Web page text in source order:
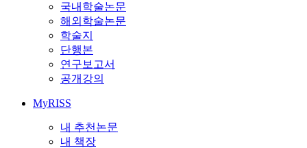
국내학술논문
해외학술논문
학술지
단행본
연구보고서
공개강의
MyRISS
내 추천논문
내 책장